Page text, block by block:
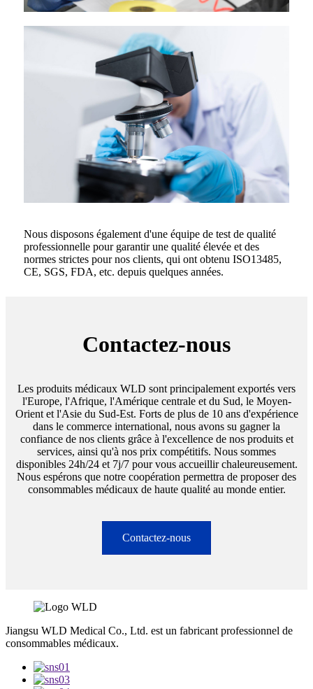
Nous disposons également d'une équipe de test de qualité
professionnelle pour garantir une qualité élevée et des
normes strictes pour nos clients, qui ont obtenu ISO13485,
CE, SGS, FDA, etc. depuis quelques années.
Contactez-nous
Les produits médicaux WLD sont principalement exportés vers
l'Europe, l'Afrique, l'Amérique centrale et du Sud, le Moyen-
Orient et l'Asie du Sud-Est. Forts de plus de 10 ans d'expérience
dans le commerce international, nous avons su gagner la
confiance de nos clients grâce à l'excellence de nos produits et
services, ainsi qu'à nos prix compétitifs. Nous sommes
disponibles 24h/24 et 7j/7 pour vous accueillir chaleureusement.
Nous espérons que notre coopération permettra de proposer des
consommables médicaux de haute qualité au monde entier.
Contactez-nous
Jiangsu WLD Medical Co., Ltd. est un fabricant professionnel de
consommables médicaux.